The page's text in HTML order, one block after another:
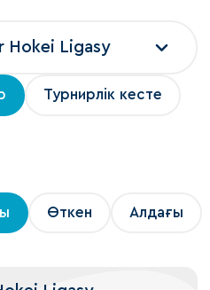
Турнирлік кесте
Hokei Ligasy
Өткен Алдағы